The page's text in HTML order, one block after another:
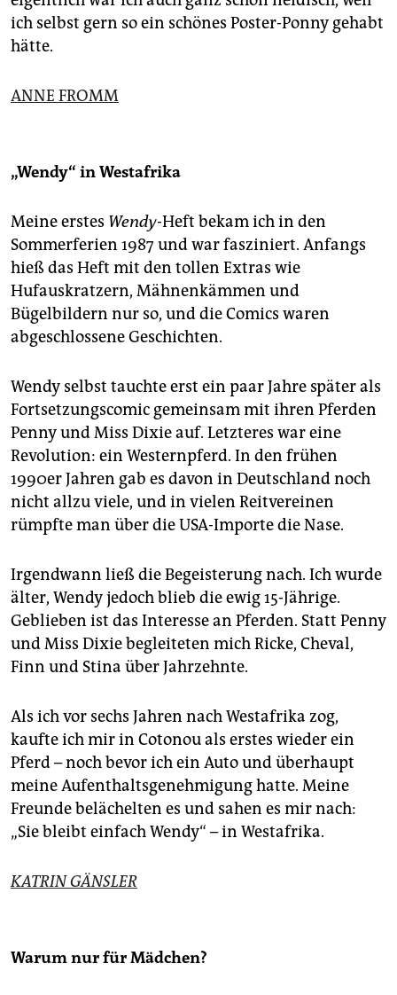
ich selbst gern so ein schönes Poster-Ponny gehabt
hätte.
ANNE FROMM
„Wendy“ in Westafrika
Meine erstes Wendy-Heft bekam ich in den
Sommerferien 1987 und war fasziniert. Anfangs
hieß das Heft mit den tollen Extras wie
Hufauskratzern, Mähnenkämmen und
Bügelbildern nur so, und die Comics waren
abgeschlossene Geschichten.
Wendy selbst tauchte erst ein paar Jahre später als
Fortsetzungscomic gemeinsam mit ihren Pferden
Penny und Miss Dixie auf. Letzteres war eine
Revolution: ein Westernpferd. In den frühen
1990er Jahren gab es davon in Deutschland noch
nicht allzu viele, und in vielen Reitvereinen
rümpfte man über die USA-Importe die Nase.
Irgendwann ließ die Begeisterung nach. Ich wurde
älter, Wendy jedoch blieb die ewig 15-Jährige.
Geblieben ist das Interesse an Pferden. Statt Penny
und Miss Dixie begleiteten mich Ricke, Cheval,
Finn und Stina über Jahrzehnte.
Als ich vor sechs Jahren nach Westafrika zog,
kaufte ich mir in Cotonou als erstes wieder ein
Pferd – noch bevor ich ein Auto und überhaupt
meine Aufenthaltsgenehmigung hatte. Meine
Freunde belächelten es und sahen es mir nach:
„Sie bleibt einfach Wendy“ – in Westafrika.
KATRIN GÄNSLER
Warum nur für Mädchen?